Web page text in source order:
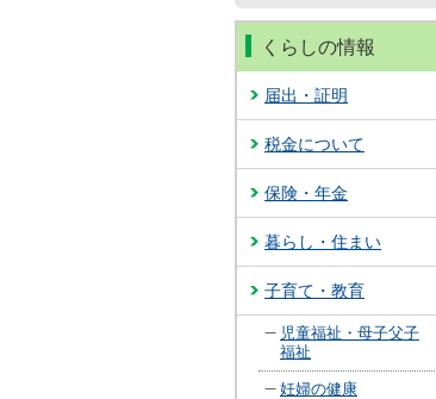
くらしの情報
届出・証明
税金について
保険・年金
暮らし・住まい
子育て・教育
児童福祉・母子父子
福祉
妊婦の健康